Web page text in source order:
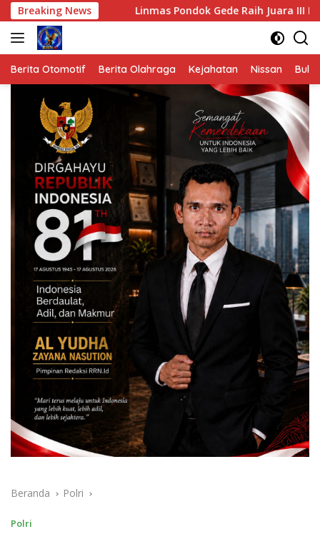
Langsung
ke
konten
Breaking News
Linmas Pondok Gede Raih Juara III Kota Bekasi
Berita Otomotif Berita Olahraga Kejahatan Nissan
Beranda Polri
Polri